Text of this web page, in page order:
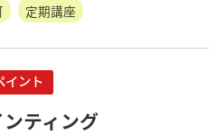
定期講座
イント
ティング